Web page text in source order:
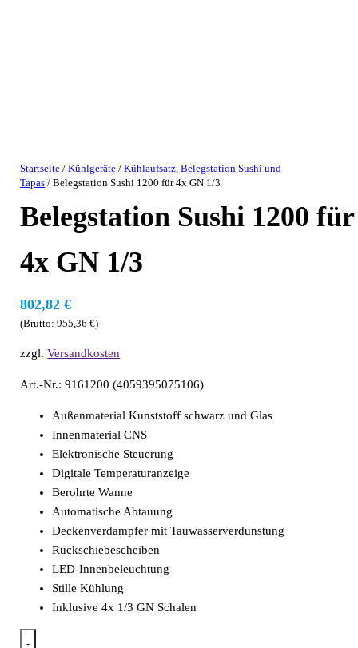
Startseite /Kühlgeräte /Kühlaufsatz, Belegstation Sushi und
Tapas / Belegstation Sushi 1200 für 4x GN 1/3
Belegstation Sushi 1200 für
4x GN 1/3
802,82€
(Brutto:955,36€)
zzgl.Versandkosten
Art.-Nr.: 9161200 (4059395075106)
Außenmaterial Kunststoff schwarz und Glas
Innenmaterial CNS
Elektronische Steuerung
Digitale Temperaturanzeige
Berohrte Wanne
Automatische Abtauung
Deckenverdampfer mit Tauwasserverdunstung
Rückschiebescheiben
LED-Innenbeleuchtung
Stille Kühlung
Inklusive 4x 1/3 GN Schalen
-